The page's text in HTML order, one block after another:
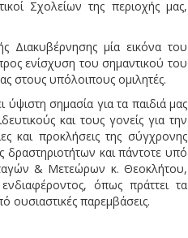
Σχολείων της περιοχής μας,
μία εικόνα του
ενίσχυση του σημαντικού του
στους υπόλοιπους ομιλητές.
σημασία για τα παιδιά μας
και τους γονείς για την
και προκλήσεις της σύγχρονης
δραστηριοτήτων και πάντοτε υπό
& Μετεώρων κ. Θεοκλήτου,
όπως πράττει τα
ουσιαστικές παρεμβάσεις.